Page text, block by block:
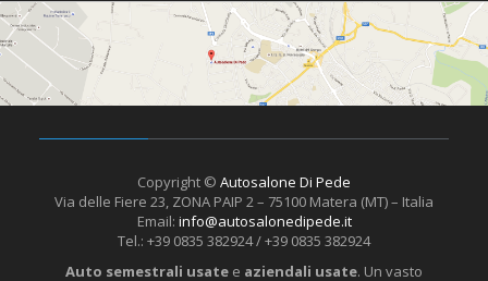
Copyright © Autosalone Di Pede
Via delle Fiere 23, ZONA PAIP 2 – 75100 Matera (MT) – Italia
Email: info@autosalonedipede.it
Tel.: +39 0835 382924 / +39 0835 382924
Auto semestrali usate e aziendali usate. Un vasto